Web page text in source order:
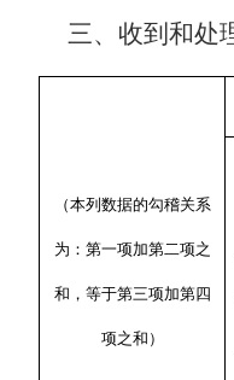
三、收到和处
（本列数据的勾稽关系
为：第一项加第二项之
和，等于第三项加第四
项之和）